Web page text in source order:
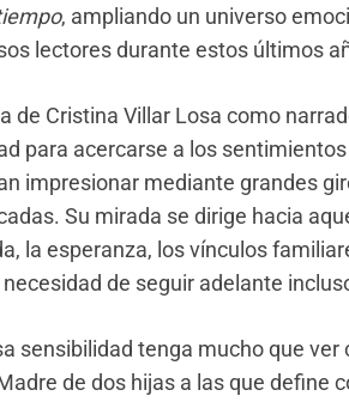
, ampliando un universo
lectores durante estos últimos
de Cristina Villar Losa como
para acercarse a los
impresionar mediante grandes
Su mirada se dirige hacia
la esperanza, los vínculos
de seguir adelante
sensibilidad tenga mucho que
de dos hijas a las que define